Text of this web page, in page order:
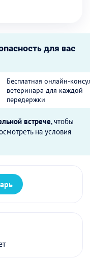
для вас
Бесплатная онлайн-
ветеринара для каждой
передержки
встрече, чтобы
на условия